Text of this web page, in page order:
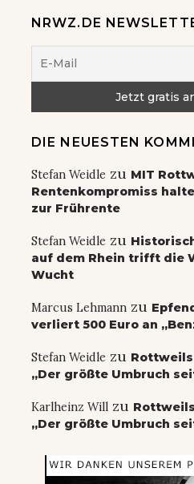
NRWZ.DE
DIE NEUESTEN
Stefan Weidle zu MIT
Rentenkompromiss
zur Frührente
Stefan Weidle zu
auf dem Rhein trifft die
Wucht
Marcus Lehmann zu
verliert 500 Euro an
Stefan Weidle zu
„Der größte Umbruch
Karlheinz Will zu
„Der größte Umbruch